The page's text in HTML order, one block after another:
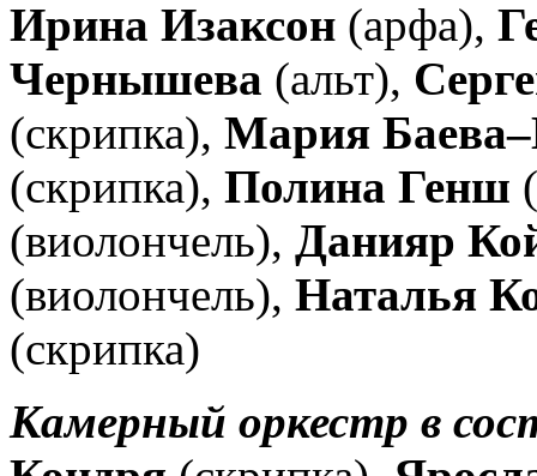
Ирина Изаксон (арфа),
Чернышева (альт),
(скрипка), Мария
(скрипка), Полина Генш
(виолончель), Данияр
(виолончель), Наталья
(скрипка)
Камерный оркестр в